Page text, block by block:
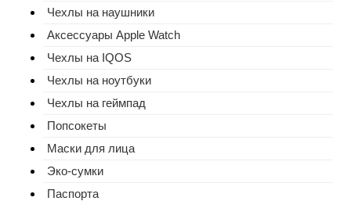
Чехлы на наушники
Аксессуары Apple Watch
Чехлы на IQOS
Чехлы на ноутбуки
Чехлы на геймпад
Попсокеты
Маски для лица
Эко-сумки
Паспорта